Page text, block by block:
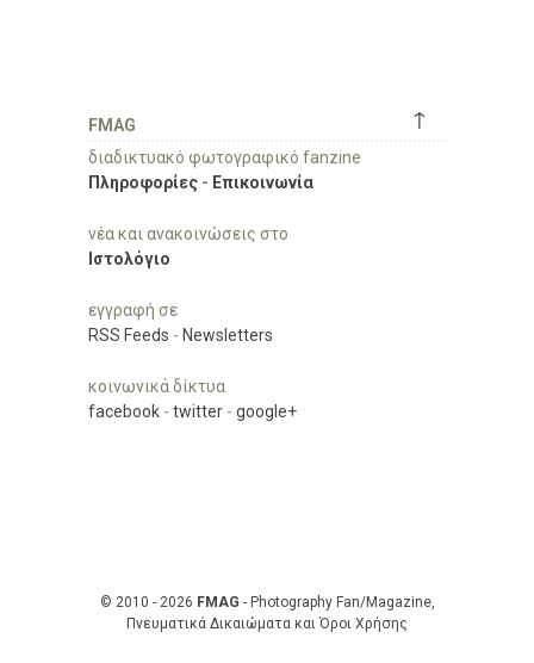
↑
FMAG
διαδικτυακό φωτογραφικό fanzine
Πληροφορίες - Επικοινωνία
νέα και ανακοινώσεις στο
Ιστολόγιο
εγγραφή σε
RSS Feeds - Newsletters
κοινωνικά δίκτυα
facebook - twitter - google+
© 2010 - 2026 FMAG - Photography Fan/Magazine,
Πνευματικά Δικαιώματα και Όροι Χρήσης